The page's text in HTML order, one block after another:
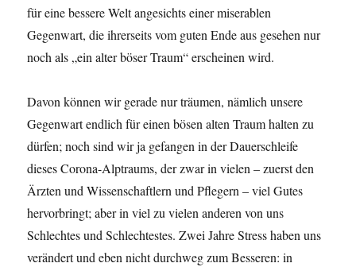
für eine bessere Welt angesichts einer miserablen
Gegenwart, die ihrerseits vom guten Ende aus gesehen nur
noch als „ein alter böser Traum“ erscheinen wird.
Davon können wir gerade nur träumen, nämlich unsere
Gegenwart endlich für einen bösen alten Traum halten zu
dürfen; noch sind wir ja gefangen in der Dauerschleife
dieses Corona-Alptraums, der zwar in vielen – zuerst den
Ärzten und Wissenschaftlern und Pflegern – viel Gutes
hervorbringt; aber in viel zu vielen anderen von uns
Schlechtes und Schlechtestes. Zwei Jahre Stress haben uns
verändert und eben nicht durchweg zum Besseren: in